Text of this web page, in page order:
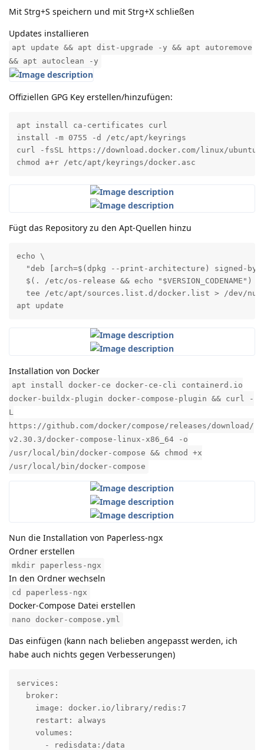
Mit Strg+S speichern und mit Strg+X schließen
Updates installieren
apt update && apt dist-upgrade -y && apt autoremove
&& apt autoclean -y
Offiziellen GPG Key erstellen/hinzufügen:
apt install ca-certificates curl
install -m 0755 -d /etc/apt/keyrings
curl -fsSL https://download.docker.com/linux/
chmod a+r /etc/apt/keyrings/docker.asc
Fügt das Repository zu den Apt-Quellen hinzu
echo \
"deb [arch=$(dpkg --print-architecture) signed-
$(. /etc/os-release && echo "$VERSION_CODENAME")
tee /etc/apt/sources.list.d/docker.list > /dev/
apt update
Installation von Docker
apt install docker-ce docker-ce-cli containerd.io
docker-buildx-plugin docker-compose-plugin && curl -
L
https://github.com/docker/compose/releases/download/
v2.30.3/docker-compose-linux-x86_64 -o
/usr/local/bin/docker-compose && chmod +x
/usr/local/bin/docker-compose
Nun die Installation von Paperless-ngx
Ordner erstellen
mkdir paperless-ngx
In den Ordner wechseln
cd paperless-ngx
Docker-Compose Datei erstellen
nano docker-compose.yml
Das einfügen (kann nach belieben angepasst werden, ich
habe auch nichts gegen Verbesserungen)
services:
  broker:
    image: docker.io/library/redis:7
    restart: always
    volumes:
      - redisdata:/data